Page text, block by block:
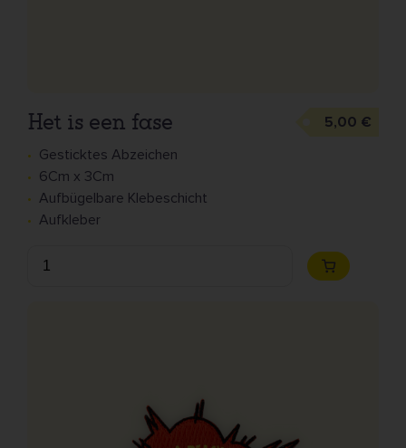
Het is een fase
5,00 €
Gesticktes Abzeichen
6Cm x 3Cm
Aufbügelbare Klebeschicht
Aufkleber
Anzahl
Zum